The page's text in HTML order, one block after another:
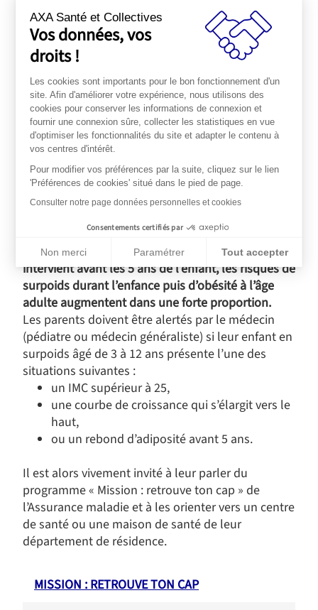
30 – 35
obésité modérée
35 – 40
obésité sévère
≥ 40
obésité morbide
remontée de l’IMC. Celle-ci est tout à fait normale
vers l’âge de 5-6 ans. Néanmoins,
si le rebond
intervient avant les 5 ans de l’enfant, les risques de
surpoids durant l’enfance puis d’obésité à l’âge
adulte augmentent dans une forte proportion.
Les parents doivent être alertés par le médecin
(pédiatre ou médecin généraliste) si leur enfant en
surpoids âgé de 3 à 12 ans présente l’une des
situations suivantes :
un IMC supérieur à 25,
une courbe de croissance qui s’élargit vers le
haut,
ou un rebond d’adiposité avant 5 ans.
Il est alors vivement invité à leur parler du
programme « Mission : retrouve ton cap » de
l’Assurance maladie et à les orienter vers un centre
de santé ou une maison de santé de leur
département de résidence.
MISSION : RETROUVE TON CAP
AXA Santé et Collectives
Vos données, vos
droits !
Les cookies sont importants pour le bon fonctionnement d'un
site. Afin d'améliorer votre expérience, nous utilisons des
cookies pour conserver les informations de connexion et
fournir une connexion sûre, collecter les statistiques en vue
d'optimiser les fonctionnalités du site et adapter le contenu à
vos centres d'intérêt.
Pour modifier vos préférences par la suite, cliquez sur le lien
'Préférences de cookies' situé dans le pied de page.
Consulter notre page données personnelles et cookies
Consentements certifiés par
Non merci Paramétrer Tout accepter
Axeptio consent
Plateforme de Gestion du Consentement : Personnalisez vos
Notre plateforme vous permet d'adapter et de gérer vos